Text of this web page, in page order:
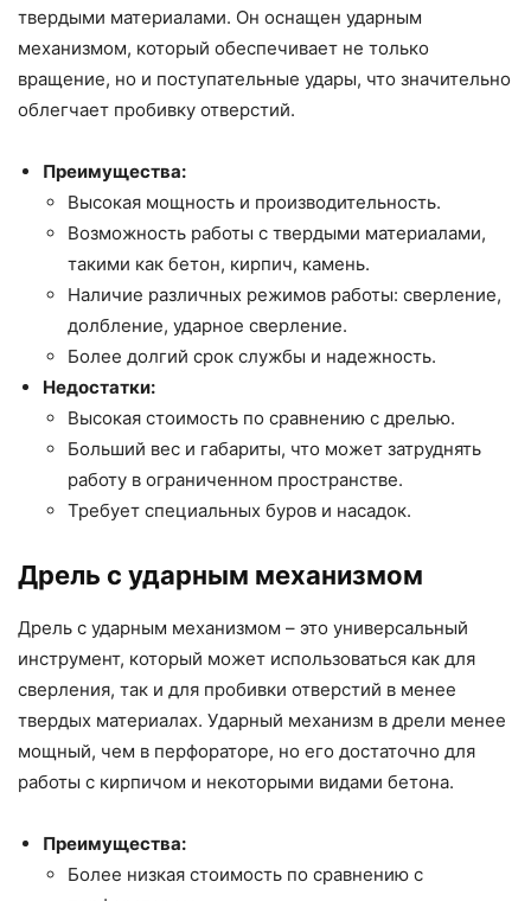
твердыми материалами. Он оснащен ударным
механизмом, который обеспечивает не только
вращение, но и поступательные удары, что значительно
облегчает пробивку отверстий.
Преимущества:
Высокая мощность и производительность.
Возможность работы с твердыми материалами,
такими как бетон, кирпич, камень.
Наличие различных режимов работы: сверление,
долбление, ударное сверление.
Более долгий срок службы и надежность.
Недостатки:
Высокая стоимость по сравнению с дрелью.
Больший вес и габариты, что может затруднять
работу в ограниченном пространстве.
Требует специальных буров и насадок.
Дрель с ударным механизмом
Дрель с ударным механизмом – это универсальный
инструмент, который может использоваться как для
сверления, так и для пробивки отверстий в менее
твердых материалах. Ударный механизм в дрели менее
мощный, чем в перфораторе, но его достаточно для
работы с кирпичом и некоторыми видами бетона.
Преимущества:
Более низкая стоимость по сравнению с